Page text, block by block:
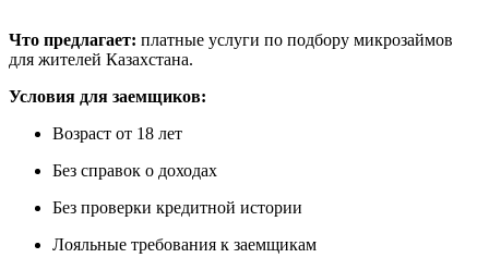
Что предлагает: платные услуги по подбору микрозаймов
для жителей Казахстана.
Условия для заемщиков:
Возраст от 18 лет
Без справок о доходах
Без проверки кредитной истории
Лояльные требования к заемщикам